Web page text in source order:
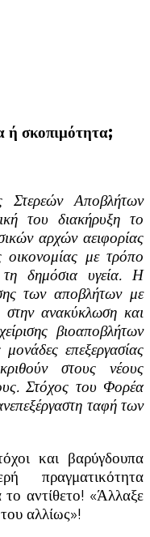
ή σκοπιμότητα;
Στερεών Αποβλήτων
του διακήρυξη το
αρχών αειφορίας
οικονομίας με τρόπο
τη δημόσια υγεία. Η
των αποβλήτων με
ανακύκλωση και
βιοαποβλήτων
επεξεργασίας
στους νέους
Στόχος του Φορέα
ταφή των
και βαρύγδουπα
πραγματικότητα
το αντίθετο! «Άλλαξε
αλλίως»!